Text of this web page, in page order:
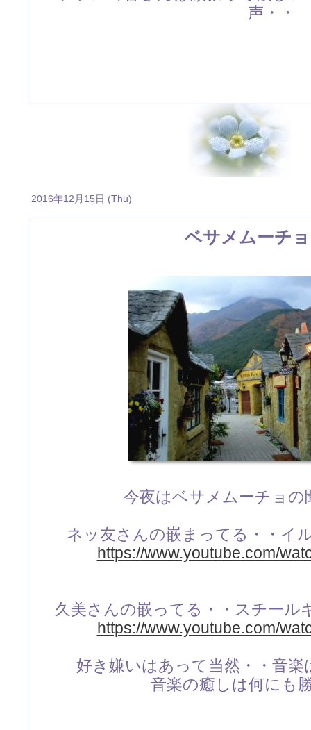
声・・
2016年12月15日 (Thu)
ベサメムーチョ
今夜はベサメムーチョの
ネッ友さんの嵌まってる・・イ
https://www.youtube.com/
久美さんの嵌ってる・・スチール
https://www.youtube.com/
好き嫌いはあって当然・・音
音楽の癒しは何にも